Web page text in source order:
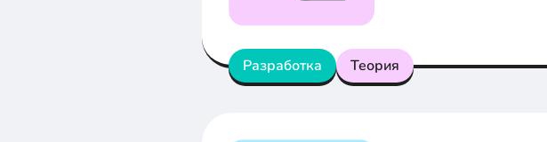
Разработка Теория